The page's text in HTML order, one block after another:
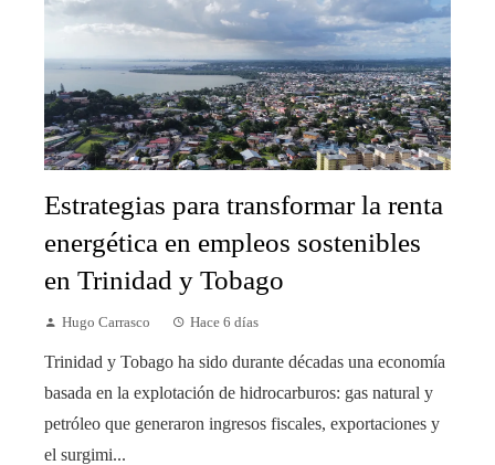
Estrategias para transformar la renta
energética en empleos sostenibles
en Trinidad y Tobago
Hugo Carrasco Hace 6 días
Trinidad y Tobago ha sido durante décadas una economía
basada en la explotación de hidrocarburos: gas natural y
petróleo que generaron ingresos fiscales, exportaciones y
el surgimi...